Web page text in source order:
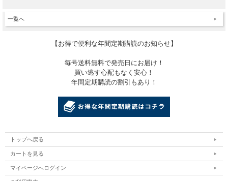
一覧へ
【お得で便利な年間定期購読のお知らせ】
毎号送料無料で発売日にお届け！
買い逃す心配もなく安心！
年間定期購読の割引もあり！
トップへ戻る
カートを見る
マイページへログイン